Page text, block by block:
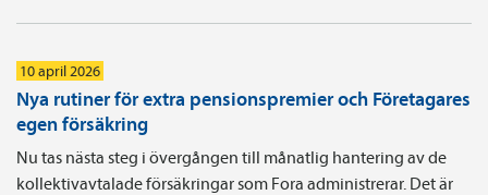
10 april 2026
Nya rutiner för extra pensionspremier och Företagares
egen försäkring
Nu tas nästa steg i övergången till månatlig hantering av de
kollektivavtalade försäkringar som Fora administrerar. Det är